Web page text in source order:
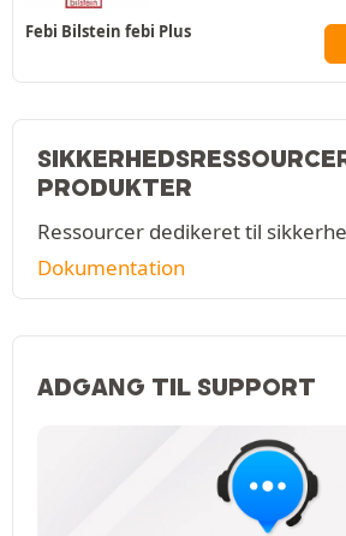
Febi Bilstein febi Plus
PRODUKTER
Ressourcer dedikeret til
Dokumentation
ADGANG TIL SUPPORT